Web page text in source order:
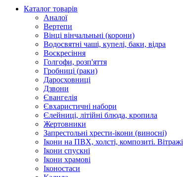
Каталог товарів
Аналої
Вертепи
Вінці вінчальньні (корони)
Водосвятні чаші, купелі, баки, відра
Воскресіння
Голгофи, розп'яття
Гробниці (раки)
Даросховниці
Дзвони
Євангелія
Євхаристичні набори
Єлейниці, літійні блюда, кропила
Жертовники
Запрестольні хрести-ікони (виносні)
Ікони на ПВХ, холсті, композиті. Вітражі
Ікони спускні
Ікони храмові
Іконостаси